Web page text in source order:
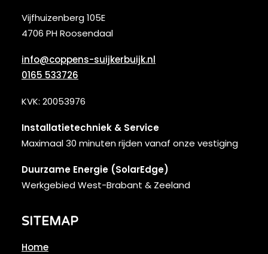
Vijfhuizenberg 105E
4706 PH Roosendaal
info@coppens-suijkerbuijk.nl
0165 533726
KVK: 20053976
Installatietechniek & Service
Maximaal 30 minuten rijden vanaf onze vestiging
Duurzame Energie (SolarEdge)
Werkgebied West-Brabant & Zeeland
SITEMAP
Home